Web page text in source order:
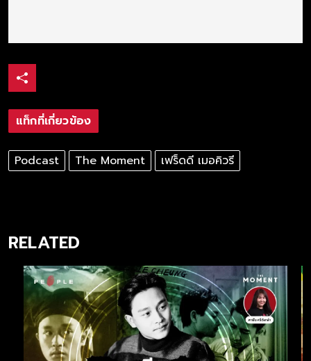
แท็กที่เกี่ยวข้อง
Podcast The Moment เฟร็ดดี เมอคิวรี
RELATED